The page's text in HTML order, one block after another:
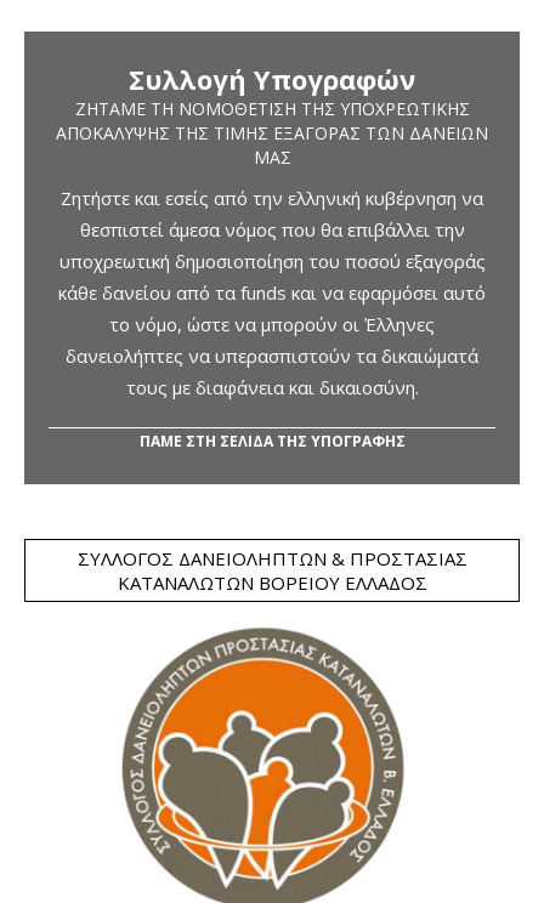
Συλλογή Υπογραφών
ΖΗΤΆΜΕ ΤΗ ΝΟΜΟΘΈΤΙΣΗ ΤΗΣ ΥΠΟΧΡΕΩΤΙΚΉΣ
ΑΠΟΚΆΛΥΨΗΣ ΤΗΣ ΤΙΜΉΣ ΕΞΑΓΟΡΆΣ ΤΩΝ ΔΑΝΕΊΩΝ
ΜΑΣ
Ζητήστε και εσείς από την ελληνική κυβέρνηση να
θεσπιστεί άμεσα νόμος που θα επιβάλλει την
υποχρεωτική δημοσιοποίηση του ποσού εξαγοράς
κάθε δανείου από τα funds και να εφαρμόσει αυτό
το νόμο, ώστε να μπορούν οι Έλληνες
δανειολήπτες να υπερασπιστούν τα δικαιώματά
τους με διαφάνεια και δικαιοσύνη.
ΠΑΜΕ ΣΤΗ ΣΕΛΙΔΑ ΤΗΣ ΥΠΟΓΡΑΦΗΣ
ΣΎΛΛΟΓΟΣ ΔΑΝΕΙΟΛΗΠΤΏΝ & ΠΡΟΣΤΑΣΊΑΣ
ΚΑΤΑΝΑΛΩΤΏΝ ΒΟΡΕΊΟΥ ΕΛΛΆΔΟΣ